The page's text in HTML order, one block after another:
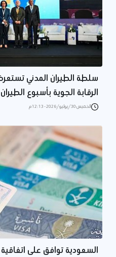
سلطة الطيران المدني
الرقابة الجوية بأسبوع الطيران
الخميس 30/يوليو/2026 - 12:13 م
السعودية توافق على اتفاقية